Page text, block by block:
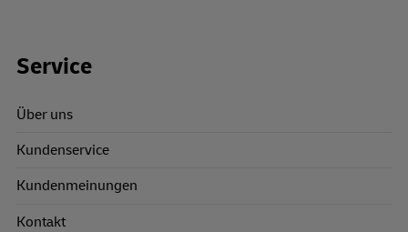
Footer Links
Service
Über uns
Kundenservice
Kundenmeinungen
Kontakt